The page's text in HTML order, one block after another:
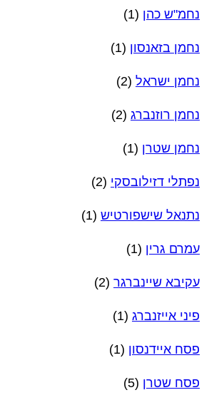
נחמ"ש כהן (1)
נחמן בזאנסון (1)
נחמן ישראל (2)
נחמן רוזנברג (2)
נחמן שטרן (1)
נפתלי דזילובסקי (2)
נתנאל שישפורטיש (1)
עמרם גרין (1)
עקיבא שיינברגר (2)
פיני אייזנברג (1)
פסח איידנסון (1)
פסח שטרן (5)